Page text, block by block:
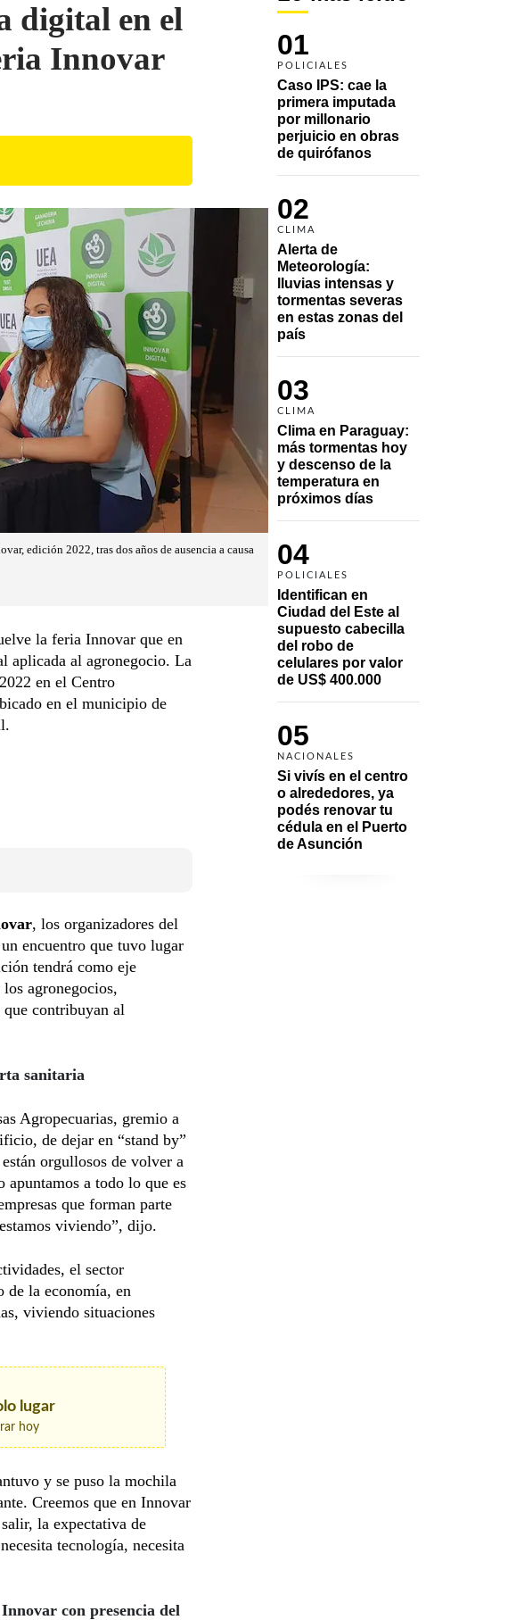
01
POLICIALES
Caso IPS: cae la
primera imputada
por millonario
perjuicio en obras
de quirófanos
02
CLIMA
Alerta de
Meteorología:
lluvias intensas y
tormentas severas
en estas zonas del
país
03
CLIMA
Clima en Paraguay:
más tormentas hoy
y descenso de la
temperatura en
próximos días
04
POLICIALES
Identifican en
Ciudad del Este al
supuesto cabecilla
del robo de
celulares por valor
de US$ 400.000
05
NACIONALES
Si vivís en el centro
o alrededores, ya
podés renovar tu
cédula en el Puerto
de Asunción
digital en el
Innovar
edición 2022, tras dos años de ausencia a causa
la feria Innovar que en
aplicada al agronegocio. La
en el Centro
en el municipio de
, los organizadores del
encuentro que tuvo lugar
tendrá como eje
agronegocios,
contribuyan al
sanitaria
Agropecuarias, gremio a
de dejar en “stand by”
orgullosos de volver a
a todo lo que es
que forman parte
viviendo”, dijo.
el sector
de la economía, en
viviendo situaciones
lugar
hoy
y se puso la mochila
Creemos que en Innovar
la expectativa de
tecnología, necesita
con presencia del